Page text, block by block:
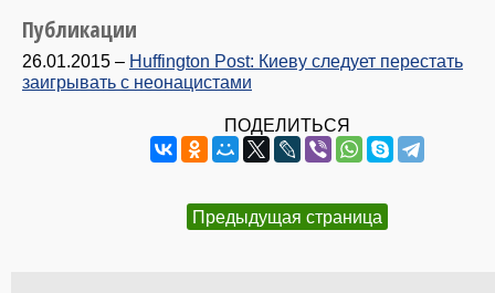
Публикации
26.01.2015 – Huffington Post: Киеву следует перестать
заигрывать с неонацистами
ПОДЕЛИТЬСЯ
Предыдущая страница